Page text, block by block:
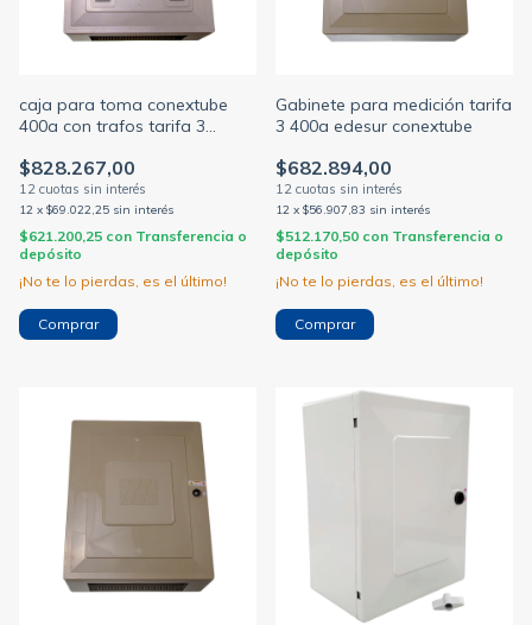
caja para toma conextube
400a con trafos tarifa 3
$828.267,00
12 x $69.022,25 sin interés
$621.200,25 con Transferencia o
depósito
¡No te lo pierdas, es el último!
Gabinete para medición tarifa
3 400a edesur conextube
$682.894,00
12 x $56.907,83 sin interés
$512.170,50 con Transferencia o
depósito
¡No te lo pierdas, es el último!